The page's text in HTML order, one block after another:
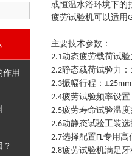
作用
或恒温水浴环境下的
疲劳试验机可以适用
主要技术参数：
2.1动态疲劳载荷试验
2.2静态载荷试验力：
2.3振幅行程： ±25mm
2.4疲劳试验频率设置
2.5疲劳寿命试验温
2.6动静态试验工装
2.7选择配置FL专用高
2.8疲劳试验机满足